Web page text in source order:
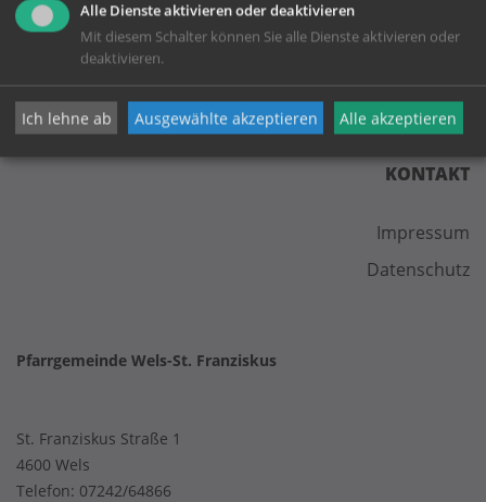
KONTAKT
Impressum
Datenschutz
Pfarrgemeinde Wels-St. Franziskus
St. Franziskus Straße 1
4600 Wels
Telefon: 07242/64866
Alle Dienste aktivieren oder deaktivieren
Mit diesem Schalter können Sie alle Dienste aktivieren oder
deaktivieren.
Ich lehne ab Ausgewählte akzeptieren Alle akzeptieren